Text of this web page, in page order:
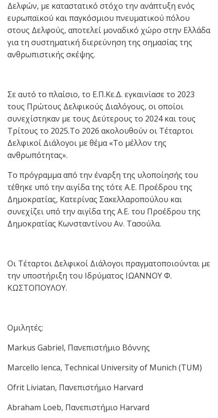
Δελφών, με καταστατικό στόχο την ανάπτυξη ενός
ευρωπαϊκού και παγκόσμιου πνευματικού πόλου
στους Δελφούς, αποτελεί μοναδικό χώρο στην Ελλάδα
για τη συστηματική διερεύνηση της σημασίας της
ανθρωπιστικής σκέψης.
Σε αυτό το πλαίσιο, το Ε.Π.Κε.Δ. εγκαινίασε το 2023
τους Πρώτους Δελφικούς Διαλόγους, οι οποίοι
συνεχίστηκαν με τους Δεύτερους το 2024 και τους
Τρίτους το 2025.Το 2026 ακολουθούν οι Τέταρτοι
Δελφικοί Διάλογοι με θέμα «Το μέλλον της
ανθρωπότητας».
Το πρόγραμμα από την έναρξη της υλοποίησής του
τέθηκε υπό την αιγίδα της τότε Α.Ε. Προέδρου της
Δημοκρατίας, Κατερίνας Σακελλαροπούλου και
συνεχίζει υπό την αιγίδα της Α.Ε. του Προέδρου της
Δημοκρατίας Κωνσταντίνου Αν. Τασούλα.
Οι Τέταρτοι Δελφικοί Διάλογοι πραγματοποιούνται με
την υποστήριξη του Ιδρύματος ΙΩΑΝΝΟΥ Φ.
ΚΩΣΤΟΠΟΥΛΟΥ.
Ομιλητές:
Markus Gabriel, Πανεπιστήμιο Βόννης
Marcello Ienca, Technical University of Munich (TUM)
Ofrit Liviatan, Πανεπιστήμιο Harvard
Abraham Loeb, Πανεπιστήμιο Harvard